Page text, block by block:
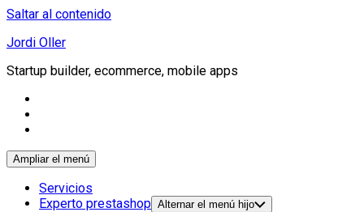
Saltar al contenido
Jordi Oller
Startup builder, ecommerce, mobile apps
Ampliar el menú
Servicios
Experto prestashop Alternar el menú hijo